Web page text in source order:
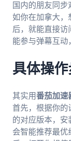
国内的朋友同
如你在加拿大，
后，就能直接访
能参与弹幕互动
具体操
其实用番茄加速
首先，根据你的
的对应版本，安
会智能推荐最优